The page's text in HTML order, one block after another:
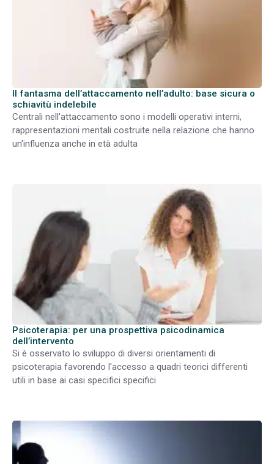
Il fantasma dell’attaccamento nell’adulto: base sicura o
schiavitù indelebile
Centrali nell'attaccamento sono i modelli operativi interni,
rappresentazioni mentali costruite nella relazione che hanno
un'influenza anche in età adulta
Psicoterapia: per una prospettiva psicodinamica
dell’intervento
Si è osservato lo sviluppo di diversi orientamenti di
psicoterapia favorendo l'accesso a quadri teorici differenti
utili in base ai casi specifici specifici